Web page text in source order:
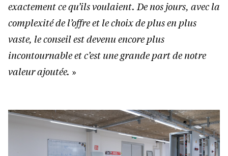
exactement ce qu’ils voulaient. De nos jours, avec la
complexité de l’offre et le choix de plus en plus
vaste, le conseil est devenu encore plus
incontournable et c’est une grande part de notre
valeur ajoutée. »